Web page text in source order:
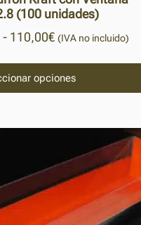
(100 unidades)
- 110,00€ (IVA no incluido)
opciones